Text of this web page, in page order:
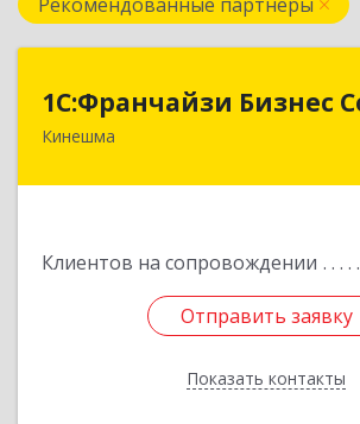
1С:Франчайзи Бизнес
Кинешма
Клиентов на сопровождении
Отправить заявку
Показать контакты
1С:Франчайзи
155800, Ивановская обл,
Отправить заявку
Назад